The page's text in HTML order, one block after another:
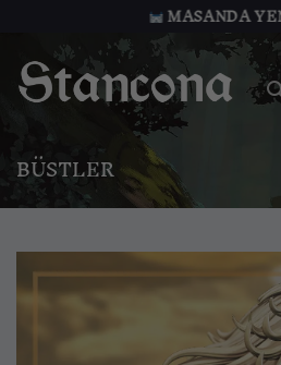
MASANDA YENI BIR
BÜSTLER